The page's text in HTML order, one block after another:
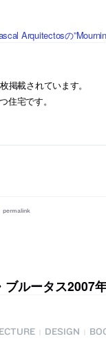
Arquitectosの
掲載されています。
住宅です。
permalink
ルータス2007
DESIGN